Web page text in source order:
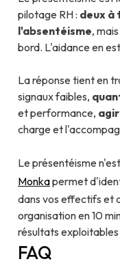
pilotage RH : deux à
l'absentéisme,
bord. L'aidance en
La réponse tient en
signaux faibles,
et performance, agir
charge et
Le présentéisme
Monkapermet
dans vos effectifs et
organisation en 10
résultats
FAQ